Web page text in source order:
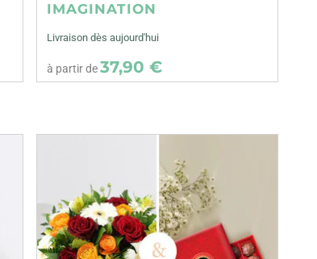
IMAGINATION
Livraison dès aujourd'hui
à partir de37,90 €